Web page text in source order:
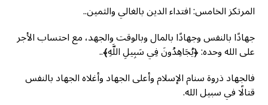
المرتكز الخامس: افتداء الدين بالغالي والثمين..
جهادًا بالنفس وجهادًا بالمال وبالوقت والجهد، مع احتساب الأجر
على الله وحده: ﴿يُجَاهِدُونَ فِي سَبِيلِ اللَّهِ﴾..
فالجهاد ذروة سنام الإسلام وأعلى الجهاد وأغلاه الجهاد بالنفس
قتالًا في سبيل الله.